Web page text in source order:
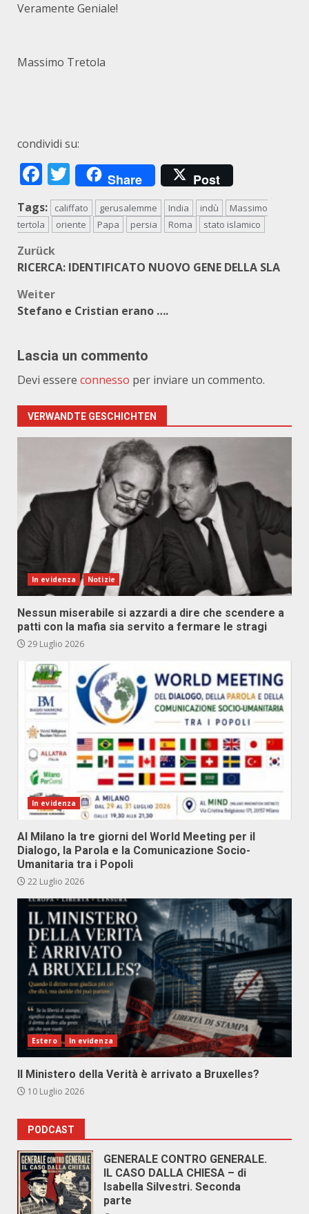
Veramente Geniale!
Massimo Tretola
condividi su:
Facebook
Twitter
Share Post
Tags: califfato gerusalemme India indù
Massimo
tertola
oriente Papa persia Roma stato islamico
Beitragsnavigation
Zurück
RICERCA: IDENTIFICATO NUOVO GENE DELLA SLA
Weiter
Stefano e Cristian erano ….
Lascia un commento
Devi essere connesso per inviare un commento.
VERWANDTE GESCHICHTEN
In evidenza Notizie
Nessun miserabile si azzardi a dire che scendere a
patti con la mafia sia servito a fermare le stragi
29 Luglio 2026
In evidenza
Al Milano la tre giorni del World Meeting per il
Dialogo, la Parola e la Comunicazione Socio-
Umanitaria tra i Popoli
22 Luglio 2026
Estero In evidenza
Il Ministero della Verità è arrivato a Bruxelles?
10 Luglio 2026
PODCAST
GENERALE CONTRO GENERALE.
IL CASO DALLA CHIESA – di
Isabella Silvestri. Seconda
parte